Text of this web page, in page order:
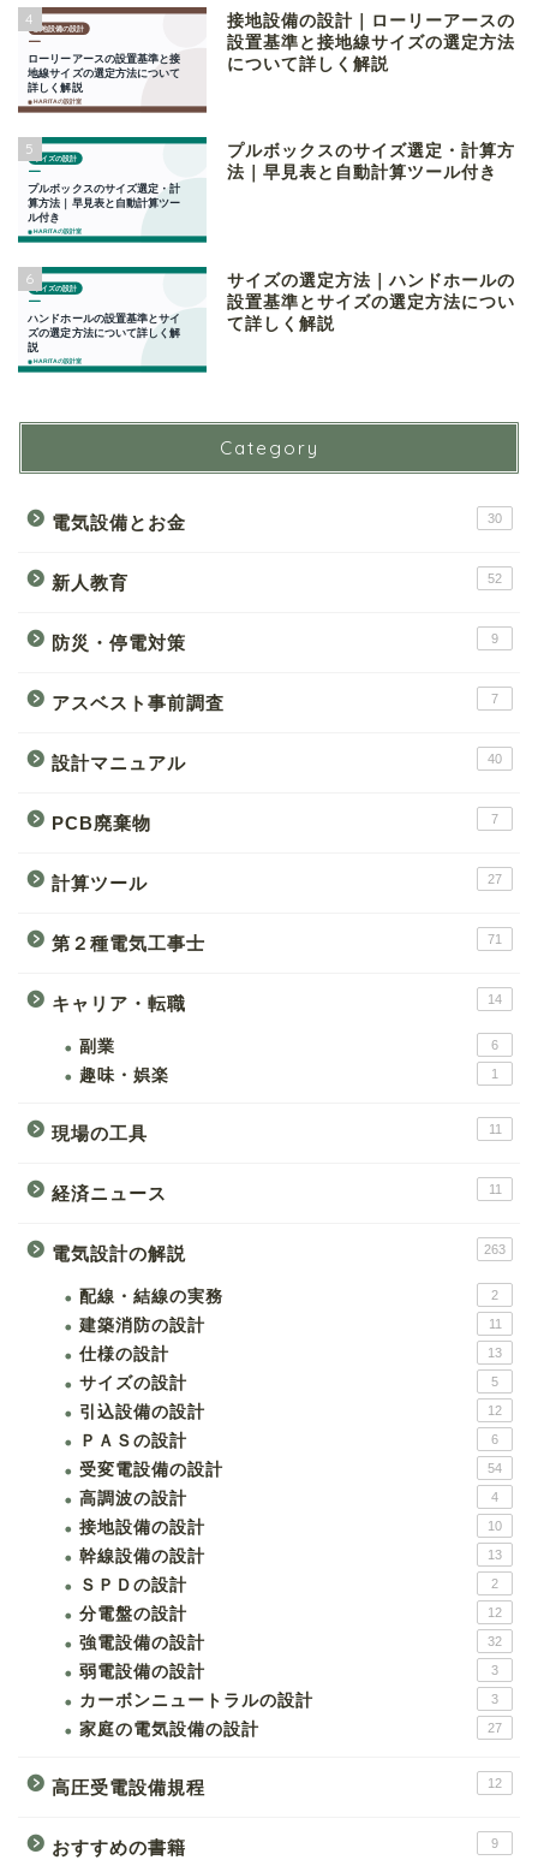
4
接地設備の設計｜ローリーアースの
設置基準と接地線サイズの選定方法
について詳しく解説
5
プルボックスのサイズ選定・計算方
法｜早見表と自動計算ツール付き
6
サイズの選定方法｜ハンドホールの
設置基準とサイズの選定方法につい
て詳しく解説
Category
電気設備とお金 30
新人教育 52
防災・停電対策 9
アスベスト事前調査 7
設計マニュアル 40
PCB廃棄物 7
計算ツール 27
第２種電気工事士 71
キャリア・転職 14
副業 6
趣味・娯楽 1
現場の工具 11
経済ニュース 11
電気設計の解説 263
配線・結線の実務 2
建築消防の設計 11
仕様の設計 13
サイズの設計 5
引込設備の設計 12
ＰＡＳの設計 6
受変電設備の設計 54
高調波の設計 4
接地設備の設計 10
幹線設備の設計 13
ＳＰＤの設計 2
分電盤の設計 12
強電設備の設計 32
弱電設備の設計 3
カーボンニュートラルの設計 3
家庭の電気設備の設計 27
高圧受電設備規程 12
おすすめの書籍 9